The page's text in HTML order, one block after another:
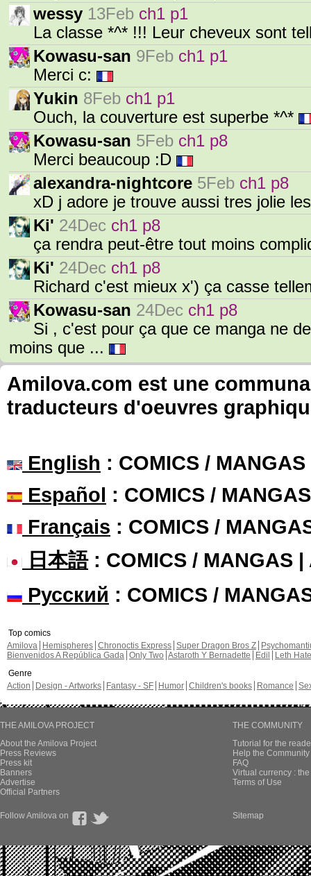
wessy 13Feb ch1 p1
La classe *^* !!! Leur cheveux sont
Kowasu-san 9Feb ch1 p1
Merci c:
Yukin 8Feb ch1 p1
Ouch, la couverture est superbe *^*
Kowasu-san 5Feb ch1 p8
Merci beaucoup :D
alexandra-nightcore 5Feb ch1 p8
xD j adore je trouve aussi tres jolie
Ki' 24Dec ch1 p8
ça rendra peut-être tout moins
Ki' 24Dec ch1 p8
Richard c'est mieux x') ça casse
Kowasu-san 24Dec ch1 p8
Si , c'est pour ça que ce manga ne
moins que ...
Amilova.com est une
traducteurs d'oeuvres
English : COMICS /
Español : COMICS /
Français : COMICS /
日本語: COMICS / MANGAS |
Русский : COMICS /
Top comics
Amilova
Hemispheres Chronoctis Express Super Dragon Bros Z
Bienvenidos A República Gada Only Two Astaroth Y Bernadette Edil
Leth Hate
Genre
Action
Design - Artworks Fantasy - SF Humor Children's books Romance
THE AMILOVA PROJECT
About the Amilova Project
Press Reviews
Press kit
Banners
Advertise
Official Partners
THE COMMUNITY
Tutorial for the
Help the
FAQ
Virtual currency :
Terms of Use
Follow Amilova on Sitemap